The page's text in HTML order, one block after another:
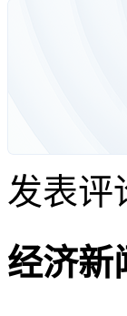
发表评
经济新